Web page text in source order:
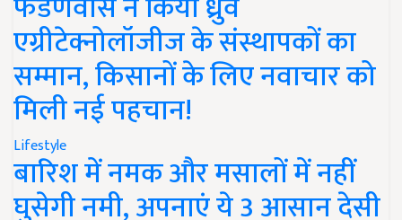
एग्रीटेक्नोलॉजीज के संस्थापकों का
सम्मान, किसानों के लिए नवाचार को
मिली नई पहचान!
Lifestyle
बारिश में नमक और मसालों में नहीं
घुसेगी नमी, अपनाएं ये 3 आसान देसी